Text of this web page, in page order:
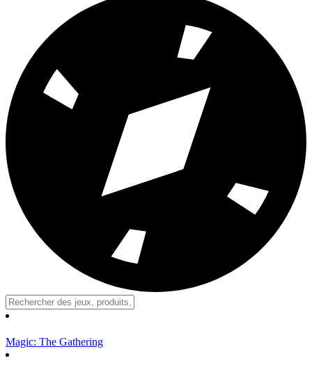
Magic: The Gathering